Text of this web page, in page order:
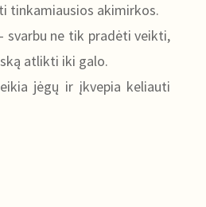
tinkamiausios akimirkos.
svarbu ne tik pradėti veikti,
atlikti iki galo.
jėgų ir įkvepia keliauti